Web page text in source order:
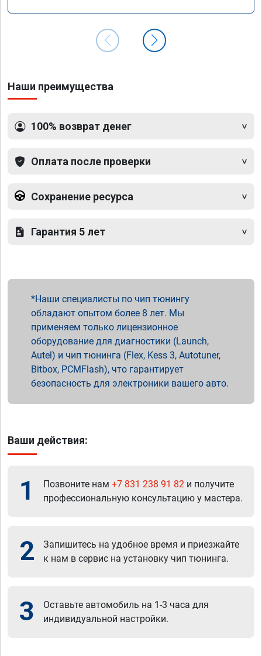
Наши преимущества
100% возврат денег
Оплата после проверки
Сохранение ресурса
Гарантия 5 лет
Наши специалисты по чип тюнингу
обладают опытом более 8 лет. Мы
применяем только лицензионное
оборудование для диагностики (Launch,
Autel) и чип тюнинга (Flex, Kess 3, Autotuner,
Bitbox, PCMFlash), что гарантирует
безопасность для электроники вашего авто.
Ваши действия:
1 Позвоните нам +7 831 238 91 82 и получите
профессиональную консультацию у мастера.
2
Запишитесь на удобное время и приезжайте
к нам в сервис на установку чип тюнинга.
3
Оставьте автомобиль на 1-3 часа для
индивидуальной настройки.